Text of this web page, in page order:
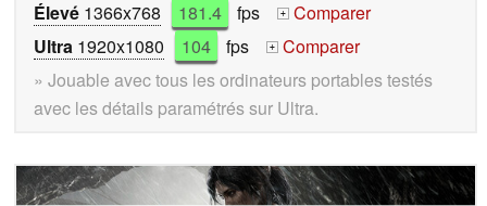
Élevé 1366x768 181.4 fps +
Comparer
Ultra 1920x1080 104 fps +
Comparer
» Jouable avec tous les ordinateurs portables testés
avec les détails paramétrés sur Ultra.